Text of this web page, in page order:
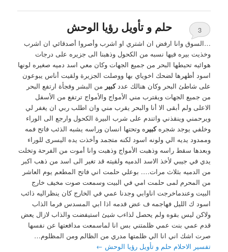
حلم و تأويل رؤيا الوحش
3
…السوق وانا ارفض ان اشتري او اشرب وأصروا أصدقائي ان اشرب
وخذيت بيره فيها نسبه من الكحول وذهبنا الى جزيره على درجات
هوائيه تحيطها البحر من جميع الجهات وكان معي اسد دميه صغيره لونها
اسود أظهرها لضحك اخوياي بها ووصلت الجزيرة ولقيت أناس يبوعون
على شاطئ البحر وكان هنالك عددكبير من البشر وفجأة ارتفع البحر
من جميع الجهات ويقترب مني الأمواج والأمواج ترتفع من الأسفل
الاعلى ولم أبقى الا أنا والبحر يقرب مني وان اطلب ربي ان يغفر لي
ويرحمني وينقذني واتندم على شرب البيرة الكحول وارجع الى الوراء
وخلفي يوجد شجرهكبير ه وتحتها انسان وراسه يشبه الذئب فاتح فمه
وممدود يديه الي ولونه اسود لكنه متجمد وأخذت يده اليسرى للوراء
وبعدها سقط راسه وذهبت الأمواج وذهبت وانا أموت من الفرحة وتخلت
يدي في جيبي لأخذ الاسد الدميه ولقيته قد تغير الى اسد من ذهب اكبر
من الدميه بثلاث مرات…. بوعلي حلمت اني فاتح المطعم يوم العاشر
من المحرم لمى حلمت امي في البيت وسمعت صوت مخيف خارج
البيت وعندماخرجت اناوابي وجدنا عمي في الخارج كان ينظراليه ذائب
اسود ك الليل فهاجمه ف عض قدمه اذا ابي المسدس فرما الذاب
ولاكن ليس بقوه ولم يحصل لذاءب شيئ استيفضت والذاب لازال يعض
قدم عمي بنت عمي ظلمتني بس انا لماسمعت مدافعتها عن نفسها
صرت اشك اني انا الي ظلمتها مدري من الظالم ومن المظلوم…
تفسير الاحلام حلم و تأويل رؤيا الوحش ←